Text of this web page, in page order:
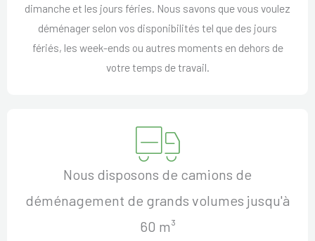
dimanche et les jours féries. Nous savons que vous voulez
déménager selon vos disponibilités tel que des jours
fériés, les week-ends ou autres moments en dehors de
votre temps de travail.
Nous disposons de camions de
déménagement de grands volumes jusqu'à
60 m³